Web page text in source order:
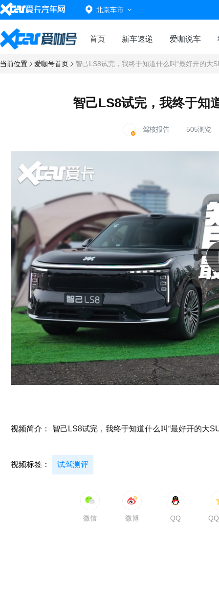
北京车市
首页 新车速递 爱咖说车
当前位置 爱咖号首页 智己LS8试完，我终于知道什么叫“最好开的大
智己LS8试完，我终于知
驾核报告 505浏览
视频简介： 智己LS8试完，我终于知道什么叫“最好开的大
视频标签： 试驾测评
微信 微博 QQ